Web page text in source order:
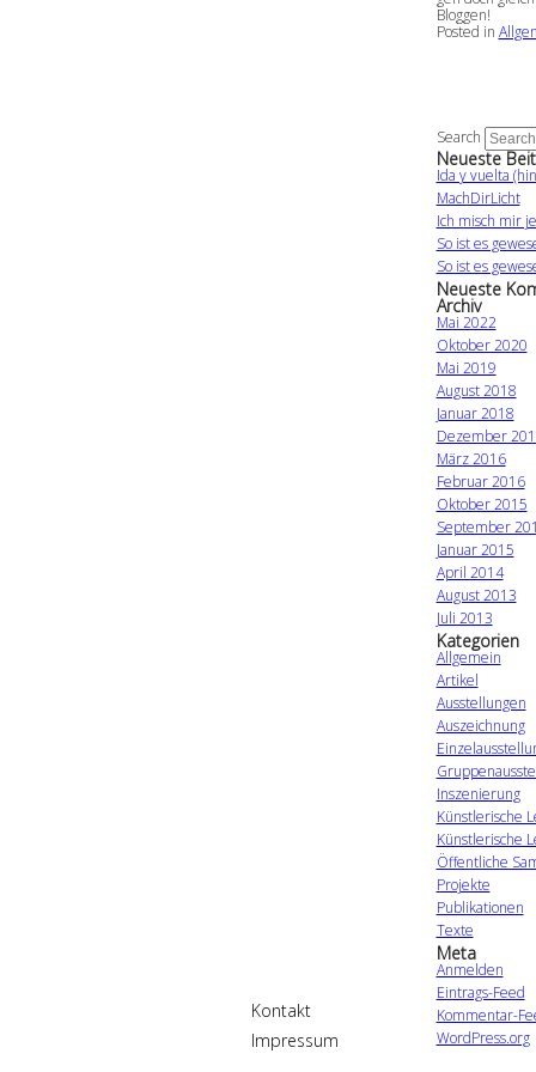
Kontakt
Impressum
Bloggen!
Posted in
Search
Neueste
Ida y vuelta
MachDirLicht
Ich misch mir
So ist es
So ist es
Neueste
Archiv
Mai 2022
Oktober 2020
Mai 2019
August 2018
Januar 2018
Dezember
März 2016
Februar 2016
Oktober 2015
September
Januar 2015
April 2014
August 2013
Juli 2013
Kategorien
Allgemein
Artikel
Ausstellungen
Auszeichnung
Inszenierung
Künstlerische
Künstlerische
Öffentliche
Projekte
Publikationen
Texte
Meta
Anmelden
Eintrags-Feed
Kommentar-
WordPress.org